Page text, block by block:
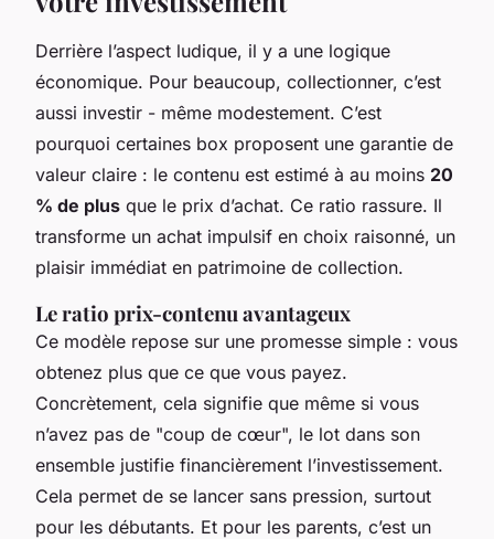
Derrière l’aspect ludique, il y a une logique
économique. Pour beaucoup, collectionner, c’est
aussi investir - même modestement. C’est
pourquoi certaines box proposent une garantie de
valeur claire : le contenu est estimé à au moins 20
% de plus que le prix d’achat. Ce ratio rassure. Il
transforme un achat impulsif en choix raisonné, un
plaisir immédiat en patrimoine de collection.
Le ratio prix-contenu avantageux
Ce modèle repose sur une promesse simple : vous
obtenez plus que ce que vous payez.
Concrètement, cela signifie que même si vous
n’avez pas de "coup de cœur", le lot dans son
ensemble justifie financièrement l’investissement.
Cela permet de se lancer sans pression, surtout
pour les débutants. Et pour les parents, c’est un